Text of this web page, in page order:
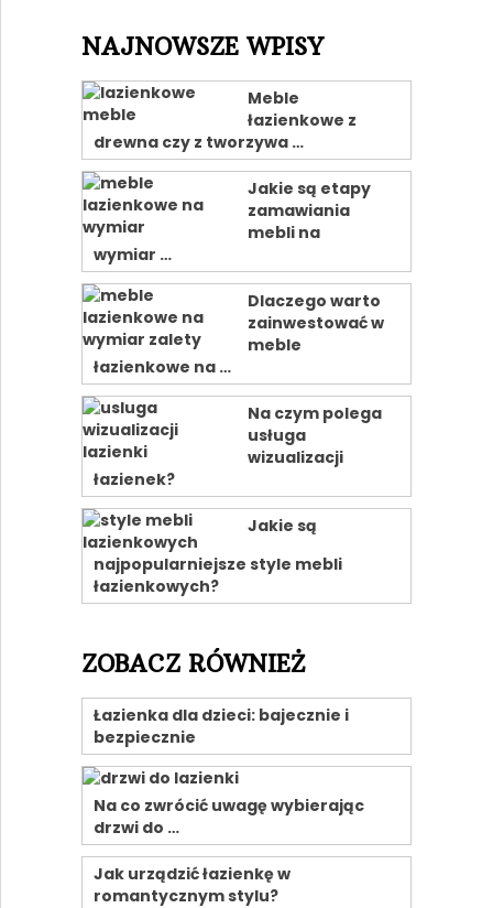
NAJNOWSZE WPISY
Meble
łazienkowe z
drewna czy z tworzywa …
Jakie są etapy
zamawiania
mebli na
wymiar …
Dlaczego warto
zainwestować w
meble
łazienkowe na …
Na czym polega
usługa
wizualizacji
łazienek?
Jakie są
najpopularniejsze style mebli
łazienkowych?
ZOBACZ RÓWNIEŻ
Łazienka dla dzieci: bajecznie i
bezpiecznie
Na co zwrócić uwagę wybierając
drzwi do …
Jak urządzić łazienkę w
romantycznym stylu?